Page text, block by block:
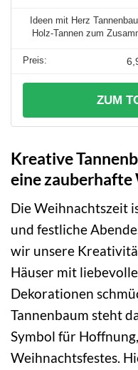
Ideen mit Herz
Holz-Tannen zum
ZUM
Kreative
eine
Die Weihnachtszeit
und festliche
wir unsere
Häuser mit
Dekorationen
Tannenbaum steht
Symbol für
Weihnachtsfestes.